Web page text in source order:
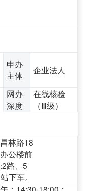
申办
主体
企业法人
网办
深度
在线核验
（Ⅲ级）
林路18
公楼前
路、5
下车。